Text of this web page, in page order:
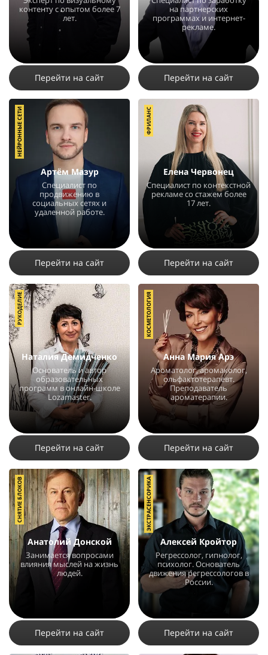
контенту с опытом более 7
лет.
Перейти на сайт
на партнерских
программах и интернет-
рекламе.
Перейти на сайт
Артём Мазур
Специалист по
продвижению в
социальных сетях и
удаленной работе.
109
НЕЙРОННЫЕ СЕТИ
Перейти на сайт
Елена Червонец
Специалист по контекстной
рекламе со стажем более
17 лет.
28225 310
ФРИЛАНС
Перейти на сайт
Наталия Демидченко
Основатель и автор
образовательных
программ в онлайн-школе
Lozamaster.
4483
РУКОДЕЛИЕ
Перейти на сайт
Анна Мария Арэ
Ароматолог, аромаколог,
ольфактотерапевт.
Преподаватель
ароматерапии.
КОСМЕТОЛОГИЯ
Перейти на сайт
Анатолий Донской
Занимается вопросами
влияния мыслей на жизнь
людей.
СНЯТИЕ БЛОКОВ
Перейти на сайт
Алексей Кройтор
Регрессолог, гипнолог,
психолог. Основатель
движения регрессологов в
России.
ЭКСТРАСЕНСОРИКА
Перейти на сайт